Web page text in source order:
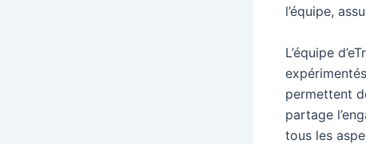
l’équipe,
L’équipe
permettent
partage
tous les